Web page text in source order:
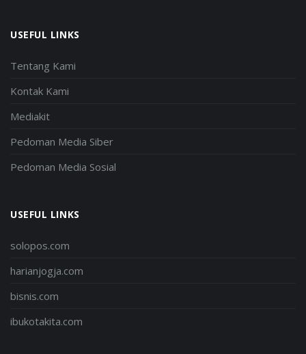
USEFUL LINKS
Tentang Kami
Kontak Kami
Mediakit
Pedoman Media Siber
Pedoman Media Sosial
USEFUL LINKS
solopos.com
harianjogja.com
bisnis.com
ibukotakita.com